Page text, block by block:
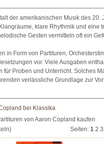
der amerikanischen Musik des 20.
klare Rhythmik und eine
Gesten vermitteln oft ein
in Form von Partituren,
vor. Viele Ausgaben
für Proben und Unterricht. Solches
verlässliche Grundlage zur
bei Klassika
von Aaron Copland kaufen
Seiten: 1 2 3